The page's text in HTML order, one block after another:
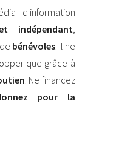
d'information
indépendant,
bénévoles. Il ne
que grâce à
. Ne financez
pour la